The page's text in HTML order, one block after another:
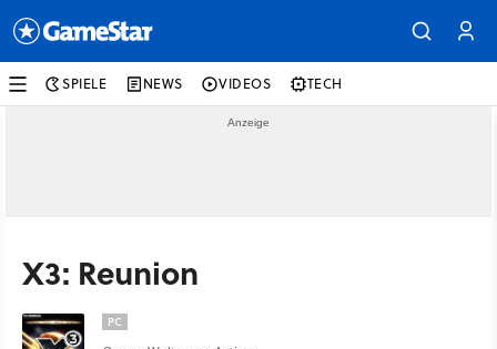
SPIELE NEWS VIDEOS TECH
X3: Reunion
PC